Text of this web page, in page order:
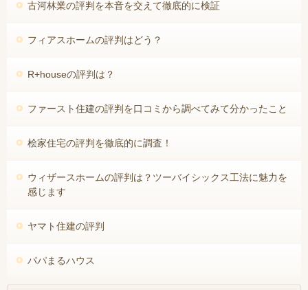
古河林業の評判を本音を交えて徹底的に検証
フィアスホームの評判はどう？
R+houseの評判は？
ファースト住建の評判を口コミから調べてみて分かったこと
桧家住宅の評判を徹底的に調査！
ウィザースホームの評判は？ツーバイシックス工法に魅力を
感じます
ヤマト住建の評判
パパまるハウス